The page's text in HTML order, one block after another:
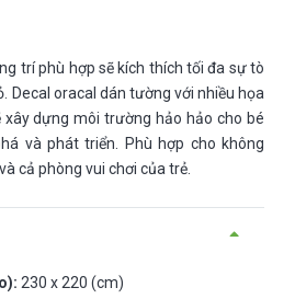
trí phù hợp sẽ kích thích tối đa sự tò
Decal oracal dán tường với nhiều họa
dựng môi trường hảo hảo cho bé
và phát triển. Phù hợp cho không
cả phòng vui chơi của trẻ.
230 x 220 (cm)